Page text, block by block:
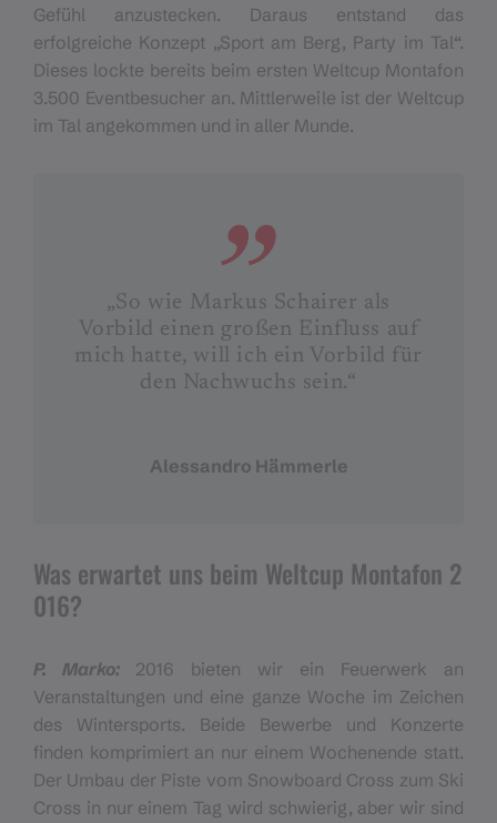
Gefühl anzustecken. Daraus entstand das
erfolgreiche Konzept „Sport am Berg, Party im Tal“.
Dieses lockte bereits beim ersten Weltcup Montafon
3.500 Eventbesucher an. Mittlerweile ist der Weltcup
im Tal angekommen und in aller Munde.
„So wie Markus Schairer als
Vorbild einen großen Einfluss auf
mich hatte, will ich ein Vorbild für
den Nachwuchs sein.“
Alessandro Hämmerle
Was erwartet uns beim Weltcup Montafon 2
016?
P. Marko: 2016 bieten wir ein Feuerwerk an
Veranstaltungen und eine ganze Woche im Zeichen
des Wintersports. Beide Bewerbe und Konzerte
finden komprimiert an nur einem Wochenende statt.
Der Umbau der Piste vom Snowboard Cross zum Ski
Cross in nur einem Tag wird schwierig, aber wir sind